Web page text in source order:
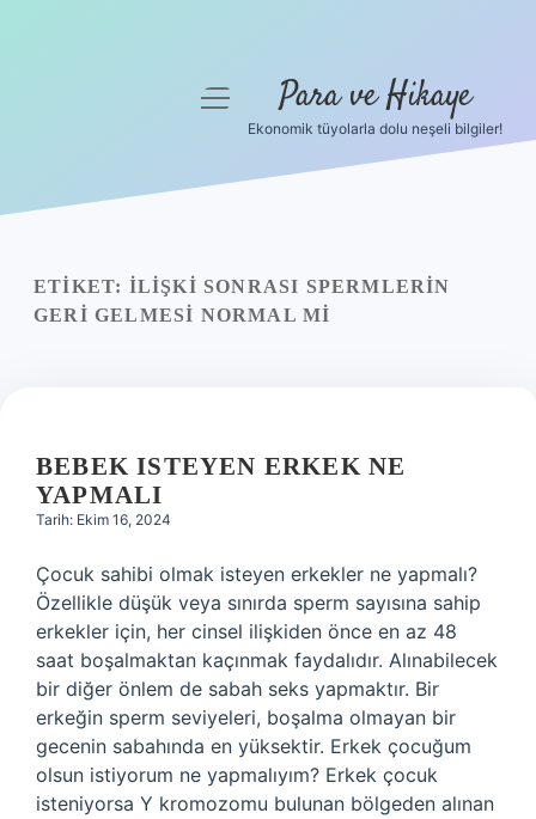
Yasal Uyarı
menüyü
Para ve Hikaye
Ekonomik tüyolarla dolu neşeli bilgiler!
ETIKET: İLIŞKI SONRASI SPERMLERIN
GERI GELMESI NORMAL MI
BEBEK ISTEYEN ERKEK NE
YAPMALI
Tarih: Ekim 16, 2024
Çocuk sahibi olmak isteyen erkekler ne yapmalı?
Özellikle düşük veya sınırda sperm sayısına sahip
erkekler için, her cinsel ilişkiden önce en az 48
saat boşalmaktan kaçınmak faydalıdır. Alınabilecek
bir diğer önlem de sabah seks yapmaktır. Bir
erkeğin sperm seviyeleri, boşalma olmayan bir
gecenin sabahında en yüksektir. Erkek çocuğum
olsun istiyorum ne yapmalıyım? Erkek çocuk
isteniyorsa Y kromozomu bulunan bölgeden alınan